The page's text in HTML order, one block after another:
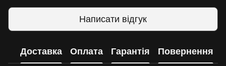
Написати відгук
Доставка Оплата Гарантія Повернення